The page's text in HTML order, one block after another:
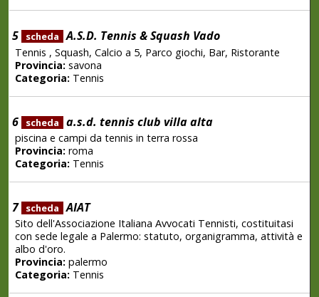
5 scheda A.S.D. Tennis & Squash Vado
Tennis , Squash, Calcio a 5, Parco giochi, Bar, Ristorante
Provincia:savona
Categoria:Tennis
6 scheda a.s.d. tennis club villa alta
piscina e campi da tennis in terra rossa
Provincia:roma
Categoria:Tennis
7 scheda AIAT
Sito dell'Associazione Italiana Avvocati Tennisti, costituitasi
con sede legale a Palermo: statuto, organigramma, attività e
albo d'oro.
Provincia:palermo
Categoria:Tennis